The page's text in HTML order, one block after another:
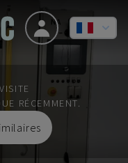
RÉCEMMENT.